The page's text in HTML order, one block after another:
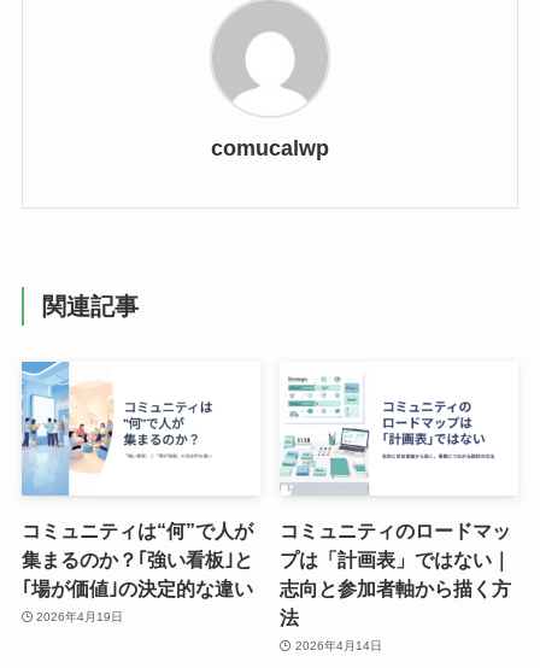
comucalwp
関連記事
コミュニティは“何”で人が
集まるのか？｢強い看板｣と
｢場が価値｣の決定的な違い
2026年4月19日
コミュニティのロードマッ
プは「計画表」ではない｜
志向と参加者軸から描く方
法
2026年4月14日